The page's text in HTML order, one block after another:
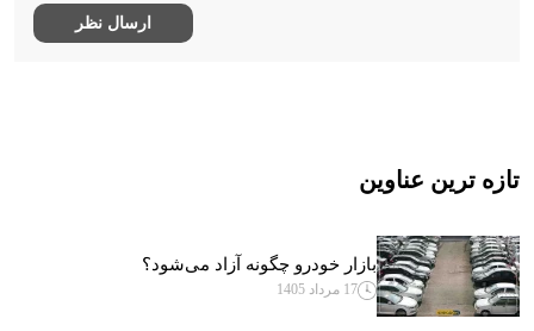
تازه ترین عناوین
بازار خودرو چگونه آزاد می‌شود؟
17 مرداد 1405